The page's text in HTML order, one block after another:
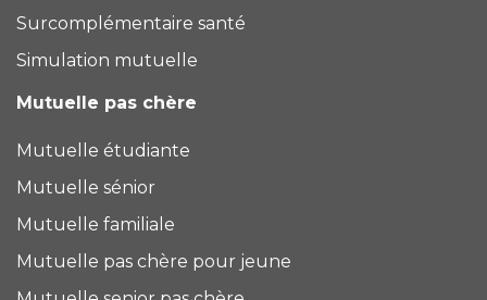
Surcomplémentaire santé
Simulation mutuelle
Mutuelle pas chère
Mutuelle étudiante
Mutuelle sénior
Mutuelle familiale
Mutuelle pas chère pour jeune